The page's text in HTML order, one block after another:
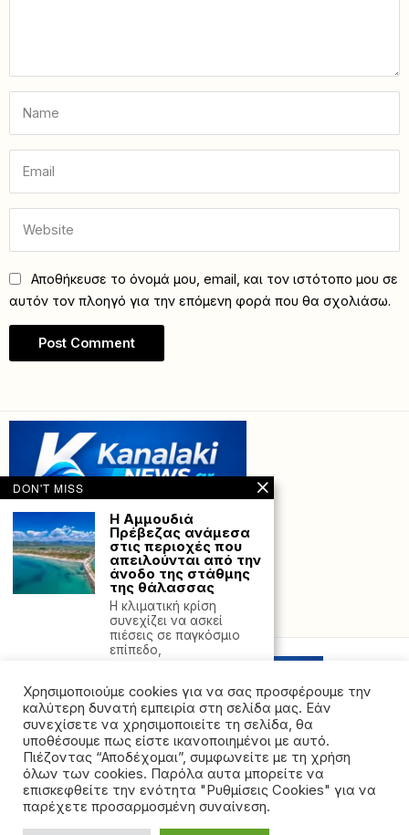
Αποθήκευσε το όνομά μου, email, και τον ιστότοπο μου σε
αυτόν τον πλοηγό για την επόμενη φορά που θα σχολιάσω.
by Hostville”)
©2026 - All rights reserved. Απαγορεύεται ρητά η
αναδημοσίευση χωρίς προηγούμενη έγγραφη άδεια
Χρησιμοποιούμε cookies για να σας προσφέρουμε την
καλύτερη δυνατή εμπειρία στη σελίδα μας. Εάν
συνεχίσετε να χρησιμοποιείτε τη σελίδα, θα
υποθέσουμε πως είστε ικανοποιημένοι με αυτό.
Πιέζοντας “Αποδέχομαι”, συμφωνείτε με τη χρήση
όλων των cookies. Παρόλα αυτα μπορείτε να
επισκεφθείτε την ενότητα "Ρυθμίσεις Cookies" για να
παρέχετε προσαρμοσμένη συναίνεση.
DON'T MISS
Η Αμμουδιά
Πρέβεζας ανάμεσα
στις περιοχές που
απειλούνται από την
άνοδο της στάθμης
της θάλασσας
Η κλιματική κρίση
συνεχίζει να ασκεί
πιέσεις σε παγκόσμιο
επίπεδο,
αναστάτωση μετά
τις αποκαλύψεις του
σκανδάλου:
Εισαγγελέας για τα
υλικά ξιφασκίας στο
κτήμα – Σε εξέλιξη η
προανάκριση
Καταλύτης τα
ντοκουμέντα του